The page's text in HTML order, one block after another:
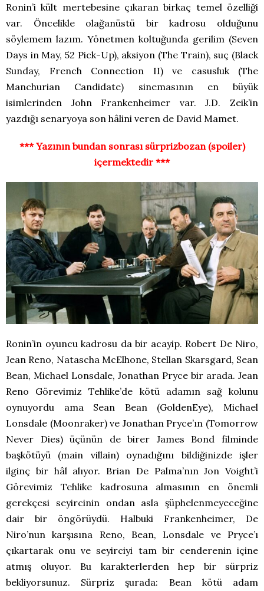
Ronin’i kült mertebesine çıkaran birkaç temel özelliği
var. Öncelikle olağanüstü bir kadrosu olduğunu
söylemem lazım. Yönetmen koltuğunda gerilim (Seven
Days in May, 52 Pick-Up), aksiyon (The Train), suç (Black
Sunday, French Connection II) ve casusluk (The
Manchurian Candidate) sinemasının en büyük
isimlerinden John Frankenheimer var. J.D. Zeik’in
yazdığı senaryoya son hâlini veren de David Mamet.
*** Yazının bundan sonrası sürprizbozan (spoiler)
içermektedir ***
Ronin’in oyuncu kadrosu da bir acayip. Robert De Niro,
Jean Reno, Natascha McElhone, Stellan Skarsgard, Sean
Bean, Michael Lonsdale, Jonathan Pryce bir arada. Jean
Reno Görevimiz Tehlike’de kötü adamın sağ kolunu
oynuyordu ama Sean Bean (GoldenEye), Michael
Lonsdale (Moonraker) ve Jonathan Pryce’ın (Tomorrow
Never Dies) üçünün de birer James Bond filminde
başkötüyü (main villain) oynadığını bildiğinizde işler
ilginç bir hâl alıyor. Brian De Palma’nın Jon Voight’i
Görevimiz Tehlike kadrosuna almasının en önemli
gerekçesi seyircinin ondan asla şüphelenmeyeceğine
dair bir öngörüydü. Halbuki Frankenheimer, De
Niro’nun karşısına Reno, Bean, Lonsdale ve Pryce’ı
çıkartarak onu ve seyirciyi tam bir cenderenin içine
atmış oluyor. Bu karakterlerden hep bir sürpriz
bekliyorsunuz. Sürpriz şurada: Bean kötü adam